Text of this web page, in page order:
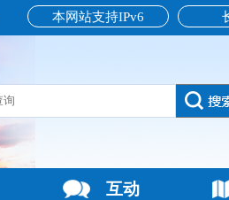
本网站支持IPv6
互动